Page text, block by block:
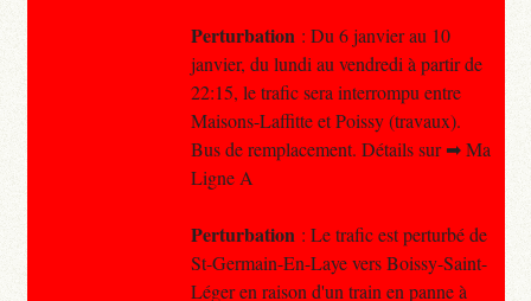
Perturbation : Du 6 janvier au 10
janvier, du lundi au vendredi à partir de
22:15, le trafic sera interrompu entre
Maisons-Laffitte et Poissy (travaux).
Bus de remplacement. Détails sur ➡ Ma
Ligne A
Perturbation : Le trafic est perturbé de
St-Germain-En-Laye vers Boissy-Saint-
Léger en raison d'un train en panne à